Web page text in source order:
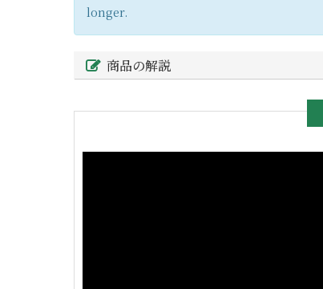
longer.
商品の解説